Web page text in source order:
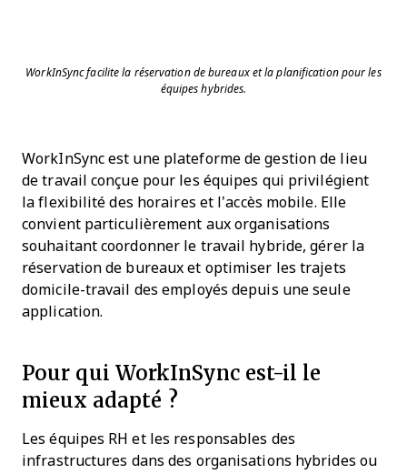
WorkInSync facilite la réservation de bureaux et la planification pour les
équipes hybrides.
WorkInSync est une plateforme de gestion de lieu
de travail conçue pour les équipes qui privilégient
la flexibilité des horaires et l’accès mobile. Elle
convient particulièrement aux organisations
souhaitant coordonner le travail hybride, gérer la
réservation de bureaux et optimiser les trajets
domicile-travail des employés depuis une seule
application.
Pour qui WorkInSync est-il le
mieux adapté ?
Les équipes RH et les responsables des
infrastructures dans des organisations hybrides ou